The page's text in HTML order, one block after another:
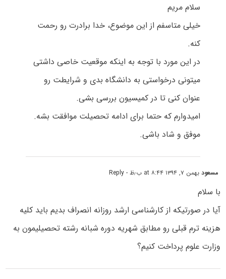
سلام مریم
خیلی متاسفم از این موضوع، خدا برادرت رو رحمت
کنه.
در این مورد با توجه به اینکه موقعیت خاصی داشتی
میتونی درخواستی به دانشگاه بدی و شرایطت رو
عنوان کنی تا در کمیسیون بررسی بشی.
امیدوارم که حتما برای ادامه تحصیلت موافقت بشه.
موفق و شاد باشی.
مسعودبهمن ۷, ۱۳۹۴ at ۸:۴۴ ب٫ظ - Reply
با سلام
آیا در صورتیکه از کارشناسی ارشد روزانه انصراف بدیم باید کلیه
هزینه ترم قبلی رو مطابق شهریه دوره شبانه رشته تحصیلیمون به
وزارت علوم پرداخت کنیم؟